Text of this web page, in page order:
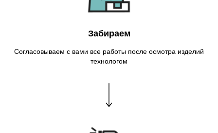
Забираем
Согласовываем с вами все работы после осмотра изделий
технологом